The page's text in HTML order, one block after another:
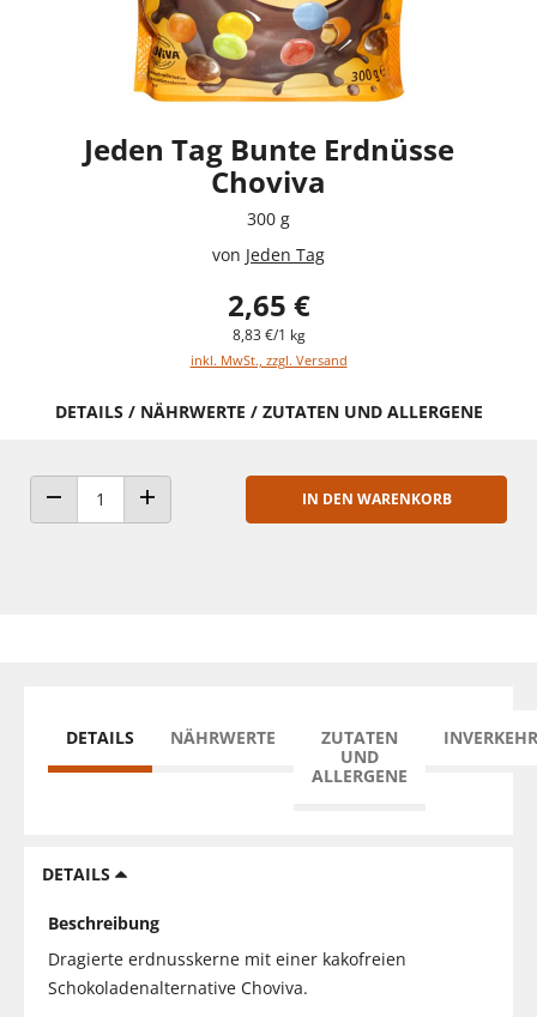
Jeden Tag Bunte Erdnüsse
Choviva
300 g
von Jeden Tag
2,65 €
8,83 €/1 kg
inkl. MwSt., zzgl. Versand
DETAILS / NÄHRWERTE / ZUTATEN UND ALLERGENE
ANZAHL VERRINGERNANZAHL ERHÖHEN
IN DEN WARENKORB
DETAILS NÄHRWERTE
ZUTATEN
UND
ALLERGENE
DETAILS
Beschreibung
Dragierte erdnusskerne mit einer kakofreien
Schokoladenalternative Choviva.